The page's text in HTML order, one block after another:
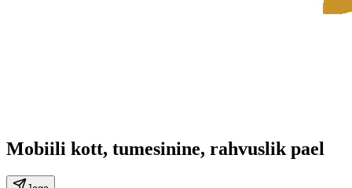
Mobiili kott, tumesinine, rahvuslik pael